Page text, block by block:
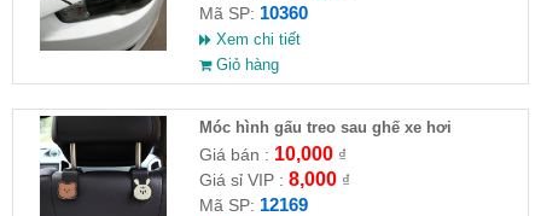
Mã SP: 10360
Xem chi tiết
Giỏ hàng
Móc hình gấu treo sau ghế xe hơi
Giá bán : 10,000₫
Giá sỉ VIP : 8,000₫
Mã SP: 12169